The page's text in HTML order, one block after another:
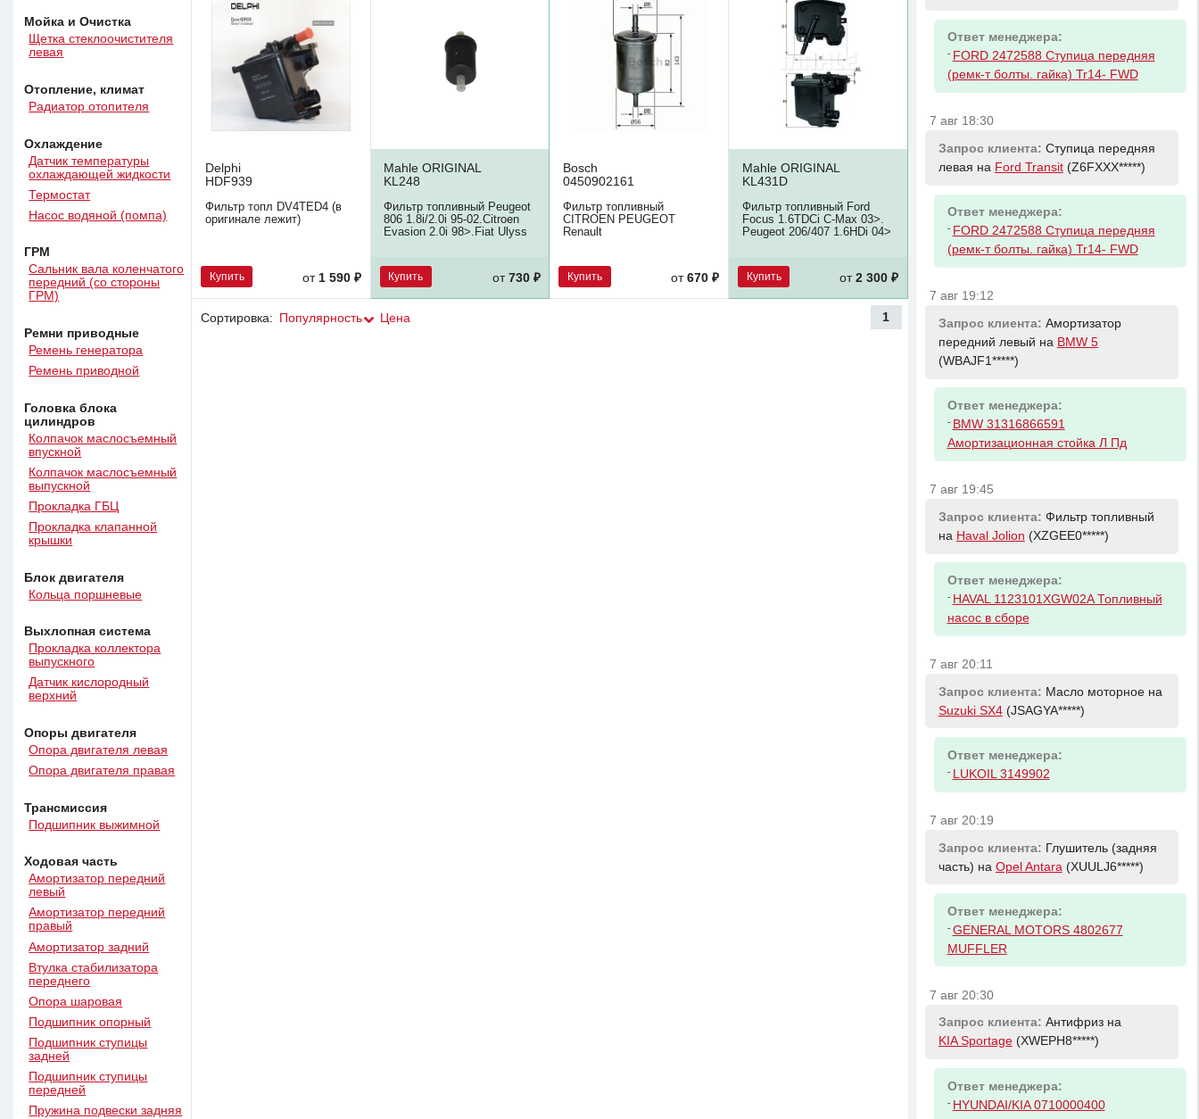
Мойка и Очистка
Щетка стеклоочистителя
левая
Отопление, климат
Радиатор отопителя
Охлаждение
Датчик температуры
охлаждающей жидкости
Термостат
Насос водяной (помпа)
ГРМ
Сальник вала коленчатого
передний (со стороны
ГРМ)
Ремни приводные
Ремень генератора
Ремень приводной
Головка блока
цилиндров
Колпачок маслосъемный
впускной
Колпачок маслосъемный
выпускной
Прокладка ГБЦ
Прокладка клапанной
крышки
Блок двигателя
Кольца поршневые
Выхлопная система
Прокладка коллектора
выпускного
Датчик кислородный
верхний
Опоры двигателя
Опора двигателя левая
Опора двигателя правая
Трансмиссия
Подшипник выжимной
Ходовая часть
Амортизатор передний
левый
Амортизатор передний
правый
Амортизатор задний
Втулка стабилизатора
переднего
Опора шаровая
Подшипник опорный
Подшипник ступицы
задней
Подшипник ступицы
передней
Пружина подвески задняя
Delphi
HDF939
Фильтр топл DV4TED4 (в
оригинале лежит)
Купить от 1 590 ₽
Mahle ORIGINAL
KL248
Фильтр топливный Peugeot
806 1.8i/2.0i 95-02.Citroen
Evasion 2.0i 98>.Fiat Ulyss
Купить от 730 ₽
Bosch
0450902161
Фильтр топливный
CITROEN PEUGEOT
Renault
Купить от670 ₽
Mahle ORIGINAL
KL431D
Фильтр топливный Ford
Focus 1.6TDCi C-Max 03>.
Peugeot 206/407 1.6HDi 04>
Купить от 2 300 ₽
Сортировка: Популярность Цена 1
Ответ менеджера:
- FORD 2472588 Ступица передняя
(ремк-т болты. гайка) Tr14- FWD
7 авг 18:30
Запрос клиента: Ступица передняя
левая на Ford Transit(Z6FXXX*****)
Ответ менеджера:
- FORD 2472588 Ступица передняя
(ремк-т болты. гайка) Tr14- FWD
7 авг 19:12
Запрос клиента: Амортизатор
передний левый на BMW 5
(WBAJF1*****)
Ответ менеджера:
- BMW 31316866591
Амортизационная стойка Л Пд
7 авг 19:45
Запрос клиента: Фильтр топливный
на Haval Jolion (XZGEE0*****)
Ответ менеджера:
- HAVAL 1123101XGW02A Топливный
насос в сборе
7 авг 20:11
Запрос клиента: Масло моторное на
Suzuki SX4(JSAGYA*****)
Ответ менеджера:
- LUKOIL 3149902
7 авг 20:19
Запрос клиента: Глушитель (задняя
часть) на Opel Antara (XUULJ6*****)
Ответ менеджера:
- GENERAL MOTORS 4802677
MUFFLER
7 авг 20:30
Запрос клиента: Антифриз на
KIA Sportage(XWEPH8*****)
Ответ менеджера:
- HYUNDAI/KIA 0710000400